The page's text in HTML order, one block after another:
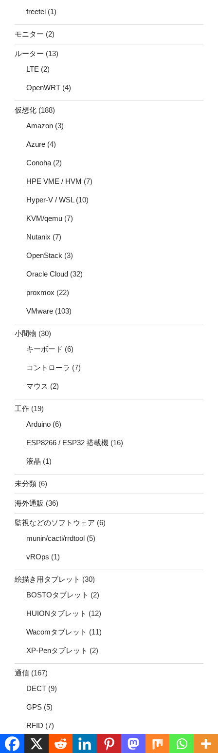
freetel (1)
モニター (2)
ルーター (13)
LTE (2)
OpenWRT (4)
仮想化 (188)
Amazon (3)
Azure (4)
Conoha (2)
HPE VME / HVM (7)
Hyper-V / WSL(10)
KVM/qemu (7)
Nutanix (7)
OpenStack (3)
Oracle Cloud (32)
proxmox (22)
VMware (103)
小間物 (30)
キーボード (6)
コントローラ (7)
マウス (2)
工作 (19)
Arduino (6)
ESP8266 / ESP32 搭載機 (16)
液晶 (1)
未分類 (6)
海外通販 (36)
監視などのソフトウェア (6)
munin/cacti/rrdtool (5)
vROps (1)
絵描き用タブレット (30)
BOSTOタブレット (2)
HUIONタブレット (12)
Wacomタブレット (11)
XP-Penタブレット (2)
通信 (167)
DECT (9)
GPS (5)
RFID (7)
VoIP (12)